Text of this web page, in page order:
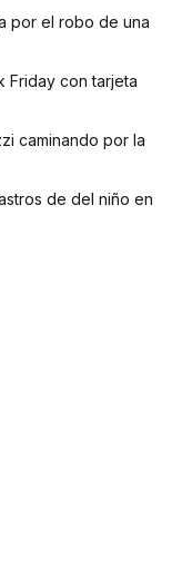
por el robo de una
Friday con tarjeta
caminando por la
de del niño en